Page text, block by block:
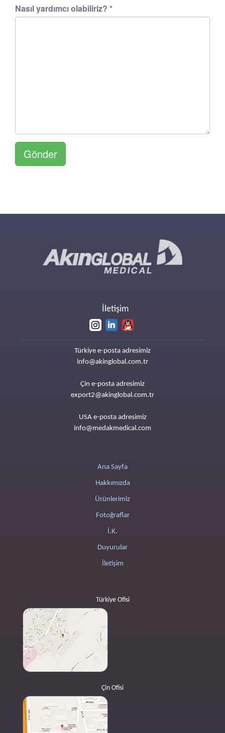
Nasıl yardımcı olabiliriz? *
Gönder
İletişim
Türkiye e-posta adresimiz
info@akinglobal.com.tr
Çin e-posta adresimiz
export2@akinglobal.com.tr
USA e-posta adresimiz
info@medakmedical.com
Ana Sayfa
Hakkımızda
Ürünlerimiz
Fotoğraflar
İ.K.
Duyurular
İletişim
Türkiye Ofisi
Çin Ofisi